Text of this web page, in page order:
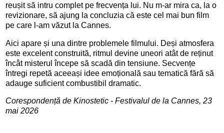
reușit să intru complet pe frecvența lui. Nu m-ar mira ca, la o
revizionare, să ajung la concluzia că este cel mai bun film
pe care l-am văzut la Cannes.
Aici apare și una dintre problemele filmului. Deși atmosfera
este excelent construită, ritmul devine uneori atât de reținut
încât misterul începe să scadă din tensiune. Secvențe
întregi repetă aceeași idee emoțională sau tematică fără să
adauge suficient combustibil dramatic.
Corespondență de Kinostetic - Festivalul de la Cannes, 23
mai 2026